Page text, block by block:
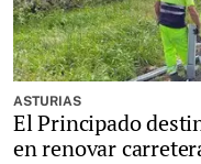
ASTURIAS
El Principado
en renovar